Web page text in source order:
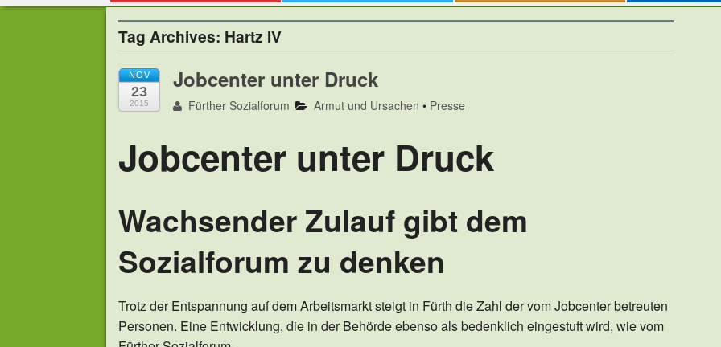
Tag Archives: Hartz IV
NOV
23
2015
Jobcenter unter Druck
Fürther Sozialforum Armut und Ursachen • Presse
Jobcenter unter Druck
Wachsender Zulauf gibt dem
Sozialforum zu denken
Trotz der Entspannung auf dem Arbeitsmarkt steigt in Fürth die Zahl der vom Jobcenter betreuten
Personen. Eine Entwicklung, die in der Behörde ebenso als bedenklich eingestuft wird, wie vom